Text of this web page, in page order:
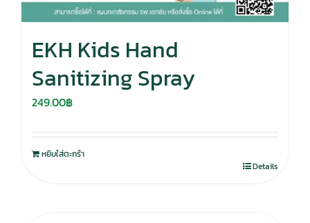
EKH Kids Hand
Sanitizing Spray
249.00฿
หยิบใส่ตะกร้า
Details